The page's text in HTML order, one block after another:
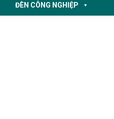
ĐÈN CÔNG NGHIỆP